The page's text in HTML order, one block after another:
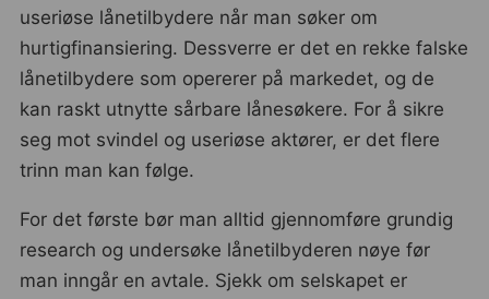
useriøse lånetilbydere når man søker om
hurtigfinansiering. Dessverre er det en rekke falske
lånetilbydere som opererer på markedet, og de
kan raskt utnytte sårbare lånesøkere. For å sikre
seg mot svindel og useriøse aktører, er det flere
trinn man kan følge.
For det første bør man alltid gjennomføre grundig
research og undersøke lånetilbyderen nøye før
man inngår en avtale. Sjekk om selskapet er